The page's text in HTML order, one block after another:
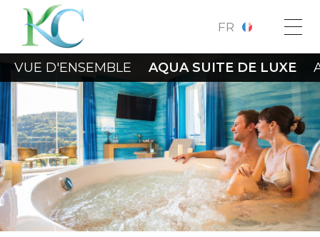
FR
VUE D'ENSEMBLE AQUA SUITE DE LUXE